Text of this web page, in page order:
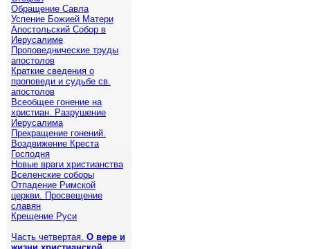
Обращение Савла
Успение Божией Матери
Апостольский Собор в
Иерусалиме
Проповеднические труды
апостолов
Краткие сведения о
проповеди и судьбе св.
апостолов
Всеобщее гонение на
христиан. Разрушение
Иерусалима
Прекращение гонений.
Воздвижение Креста
Господня
Новые враги христианства
Вселенские соборы
Отпадение Римской
церкви. Просвещение
славян
Крещение Руси
Часть четвертая. О вере и